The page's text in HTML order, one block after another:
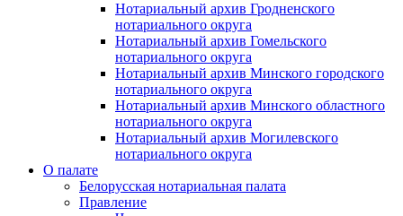
Нотариальный архив Гродненского
нотариального округа
Нотариальный архив Гомельского
нотариального округа
Нотариальный архив Минского городского
нотариального округа
Нотариальный архив Минского областного
нотариального округа
Нотариальный архив Могилевского
нотариального округа
О палате
Белорусская нотариальная палата
Правление